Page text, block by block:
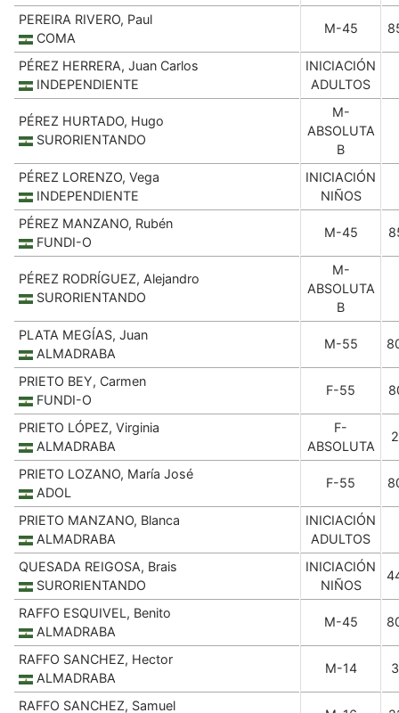
PEREIRA RIVERO, Paul
COMA
M-45
PÉREZ HERRERA, Juan Carlos
INDEPENDIENTE
INICIACIÓN
ADULTOS
PÉREZ HURTADO, Hugo
SURORIENTANDO
M-
ABSOLUTA
B
PÉREZ LORENZO, Vega
INDEPENDIENTE
INICIACIÓN
NIÑOS
PÉREZ MANZANO, Rubén
FUNDI-O
M-45
PÉREZ RODRÍGUEZ, Alejandro
SURORIENTANDO
M-
ABSOLUTA
B
PLATA MEGÍAS, Juan
ALMADRABA
M-55
PRIETO BEY, Carmen
FUNDI-O
F-55
PRIETO LÓPEZ, Virginia
ALMADRABA
F-
ABSOLUTA
PRIETO LOZANO, María José
ADOL
F-55
PRIETO MANZANO, Blanca
ALMADRABA
INICIACIÓN
ADULTOS
QUESADA REIGOSA, Brais
SURORIENTANDO
INICIACIÓN
NIÑOS
RAFFO ESQUIVEL, Benito
ALMADRABA
M-45
RAFFO SANCHEZ, Hector
ALMADRABA
M-14
RAFFO SANCHEZ, Samuel